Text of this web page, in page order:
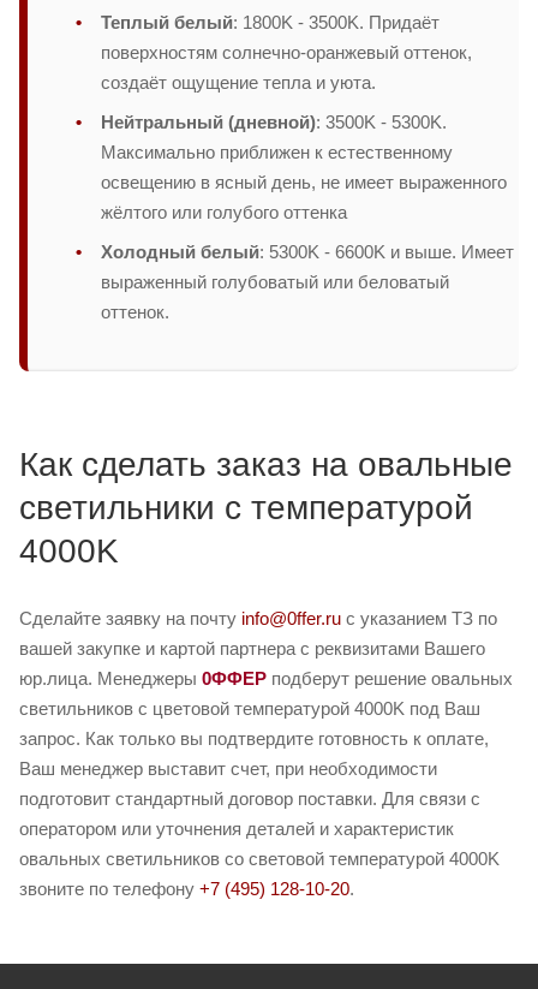
Теплый белый: 1800K - 3500K. Придаёт
поверхностям солнечно-оранжевый оттенок,
создаёт ощущение тепла и уюта.
Нейтральный (дневной): 3500K - 5300K.
Максимально приближен к естественному
освещению в ясный день, не имеет выраженного
жёлтого или голубого оттенка
Холодный белый: 5300K - 6600K и выше. Имеет
выраженный голубоватый или беловатый
оттенок.
Как сделать заказ на овальные
светильники с температурой
4000K
Сделайте заявку на почту info@0ffer.ru с указанием ТЗ по
вашей закупке и картой партнера с реквизитами Вашего
юр.лица. Менеджеры 0ФФЕР подберут решение овальных
светильников с цветовой температурой 4000K под Ваш
запрос. Как только вы подтвердите готовность к оплате,
Ваш менеджер выставит счет, при необходимости
подготовит стандартный договор поставки. Для связи с
оператором или уточнения деталей и характеристик
овальных светильников со световой температурой 4000K
звоните по телефону +7 (495) 128-10-20.